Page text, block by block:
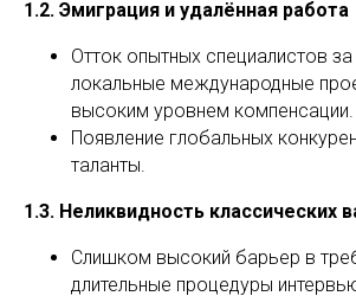
1.2. Эмиграция и удалённая работа
Отток опытных специалистов
локальные международные
высоким уровнем компенсации.
Появление глобальных
таланты.
1.3. Неликвидность классических
Слишком высокий барьер в
длительные процедуры